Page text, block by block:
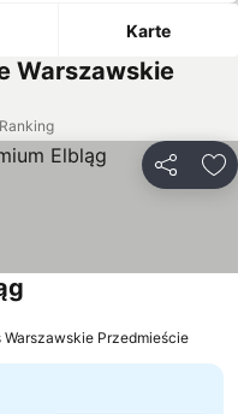
Karte
Warszawskie
Teilen
Warszawskie Przedmieście